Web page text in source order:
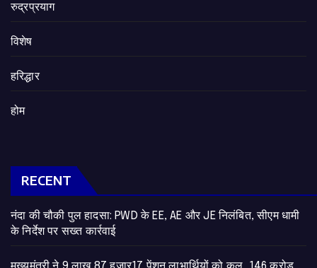
रुद्रप्रयाग
विशेष
हरिद्धार
होम
RECENT
नंदा की चौकी पुल हादसा: PWD के EE, AE और JE निलंबित, सीएम धामी
के निर्देश पर सख्त कार्रवाई